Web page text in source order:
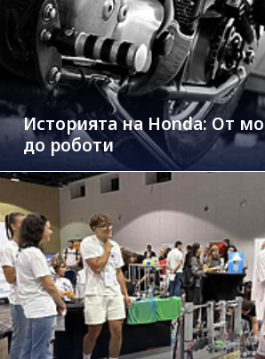
Историята на Honda: От
до роботи